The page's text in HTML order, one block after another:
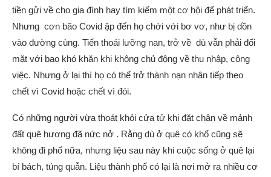
tiền gửi về cho gia đình hay tìm kiếm một cơ hội để phát triển.
Nhưng cơn bão Covid ập đến họ chới với bơ vơ, như bị dồn
vào đường cùng. Tiến thoái lưỡng nan, trở về dù vẫn phải đối
mặt với bao khó khăn khi không chủ động về thu nhập, công
việc. Nhưng ở lại thì họ có thể trở thành nạn nhân tiếp theo
chết vì Covid hoặc chết vì đói.
Có những người vừa thoát khỏi cửa tử khi đặt chân về mảnh
đất quê hương đã nức nở . Rằng dù ở quê có khổ cũng sẽ
không đi phố nữa, nhưng liệu sau này khi cuộc sống ở quê lại
bí bách, túng quẫn. Liệu thành phố có lại là nơi mở ra nhiều cơ